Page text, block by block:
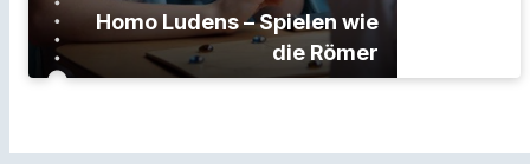
Homo Ludens – Spielen wie
die Römer